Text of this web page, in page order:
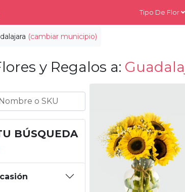
(cambiar municipio)
Tipo De Flor
y Regalos a:
BÚSQUEDA